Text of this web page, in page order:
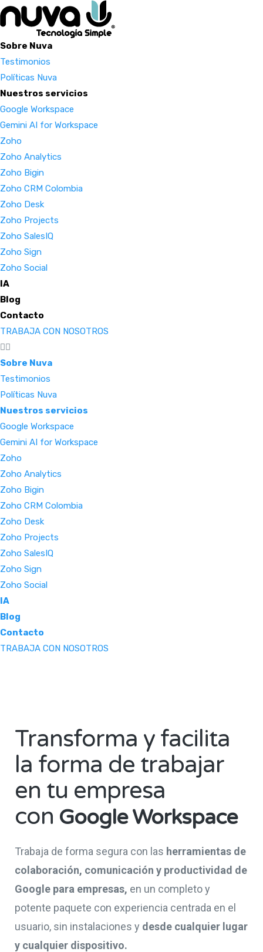
Sobre Nuva
Testimonios
Políticas Nuva
Nuestros servicios
Google Workspace
Gemini AI for Workspace
Zoho
Zoho Analytics
Zoho Bigin
Zoho CRM Colombia
Zoho Desk
Zoho Projects
Zoho SalesIQ
Zoho Sign
Zoho Social
IA
Blog
Contacto
TRABAJA CON NOSOTROS
Sobre Nuva
Testimonios
Políticas Nuva
Nuestros servicios
Google Workspace
Gemini AI for Workspace
Zoho
Zoho Analytics
Zoho Bigin
Zoho CRM Colombia
Zoho Desk
Zoho Projects
Zoho SalesIQ
Zoho Sign
Zoho Social
IA
Blog
Contacto
TRABAJA CON NOSOTROS
Transforma y facilita
la forma de trabajar
en tu empresa
con Google Workspace
Trabaja de forma segura con las herramientas de
colaboración, comunicación y productividad de
Google para empresas, en un completo y
potente paquete con experiencia centrada en el
usuario, sin instalaciones y desde cualquier lugar
y cualquier dispositivo.